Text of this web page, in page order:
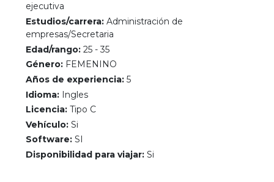
ejecutiva
Estudios/carrera: Administración de
empresas/Secretaria
Edad/rango: 25 - 35
Género: FEMENINO
Años de experiencia: 5
Idioma: Ingles
Licencia: Tipo C
Vehículo: Si
Software: SI
Disponibilidad para viajar: Si